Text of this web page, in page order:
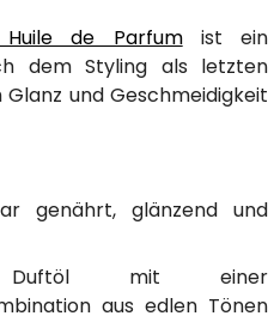
Huile de Parfumist ein
dem Styling als letzten
und Geschmeidigkeit
genährt, glänzend und
Duftöl mit einer
aus edlen Tönen